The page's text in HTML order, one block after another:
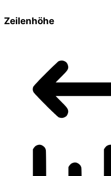
Zeilenhöhe